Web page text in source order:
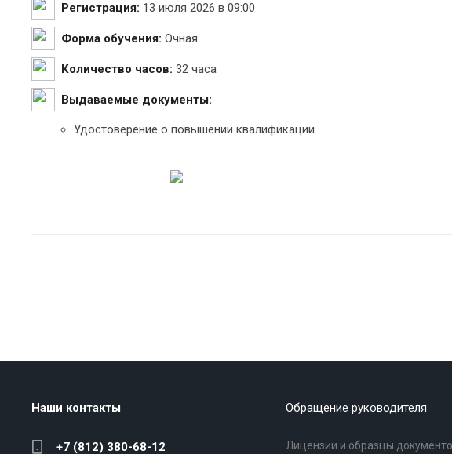
Регистрация: 13 июля 2026 в 09:00
Форма обучения: Очная
Количество часов: 32 часа
Выдаваемые документы:
Удостоверение о повышении квалификации
Наши контакты
+7 (812) 380-68-12
Обращение руководителя
Лицензии и образцы